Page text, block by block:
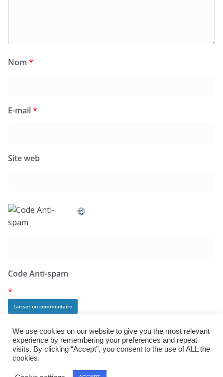
Nom *
E-mail*
Site web
Code Anti-spam
*
Copyright © 2026j:mag
We use cookies on our website to give you the most relevant
experience by remembering your preferences and repeat
visits. By clicking “Accept”, you consent to the use of ALL the
cookies.